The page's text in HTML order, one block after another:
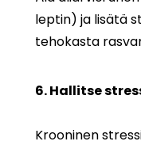
leptin) ja lisätä
tehokasta
6. Hallitse
Krooninen